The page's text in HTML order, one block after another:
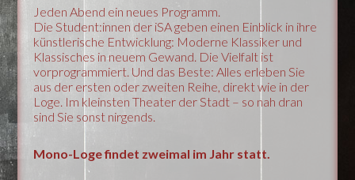
Jeden Abend ein neues Programm.
Die Student:innen der iSA geben einen Einblick in ihre
künstlerische Entwicklung: Moderne Klassiker und
Klassisches in neuem Gewand. Die Vielfalt ist
vorprogrammiert. Und das Beste: Alles erleben Sie
aus der ersten oder zweiten Reihe, direkt wie in der
Loge. Im kleinsten Theater der Stadt – so nah dran
sind Sie sonst nirgends.
Mono-Loge findet zweimal im Jahr statt.